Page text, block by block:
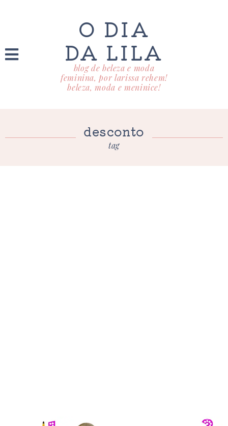
O DIA
DA LILA
blog de beleza e moda
feminina, por larissa rehem!
beleza, moda e meninice!
desconto
tag